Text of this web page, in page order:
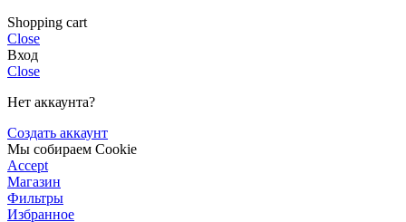
Shopping cart
Close
Вход
Close
Нет аккаунта?
Создать аккаунт
Мы собираем Cookie
Accept
Магазин
Фильтры
Избранное